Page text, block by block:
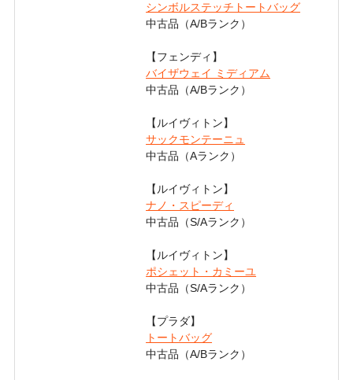
シンボルステッチトートバッグ
中古品（A/Bランク）
【フェンディ】
バイザウェイ ミディアム
中古品（A/Bランク）
【ルイヴィトン】
サックモンテーニュ
中古品（Aランク）
【ルイヴィトン】
ナノ・スピーディ
中古品（S/Aランク）
【ルイヴィトン】
ポシェット・カミーユ
中古品（S/Aランク）
【プラダ】
トートバッグ
中古品（A/Bランク）